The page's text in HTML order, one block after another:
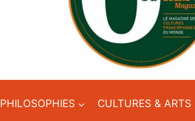
PHILOSOPHIES CULTURES & ARTS